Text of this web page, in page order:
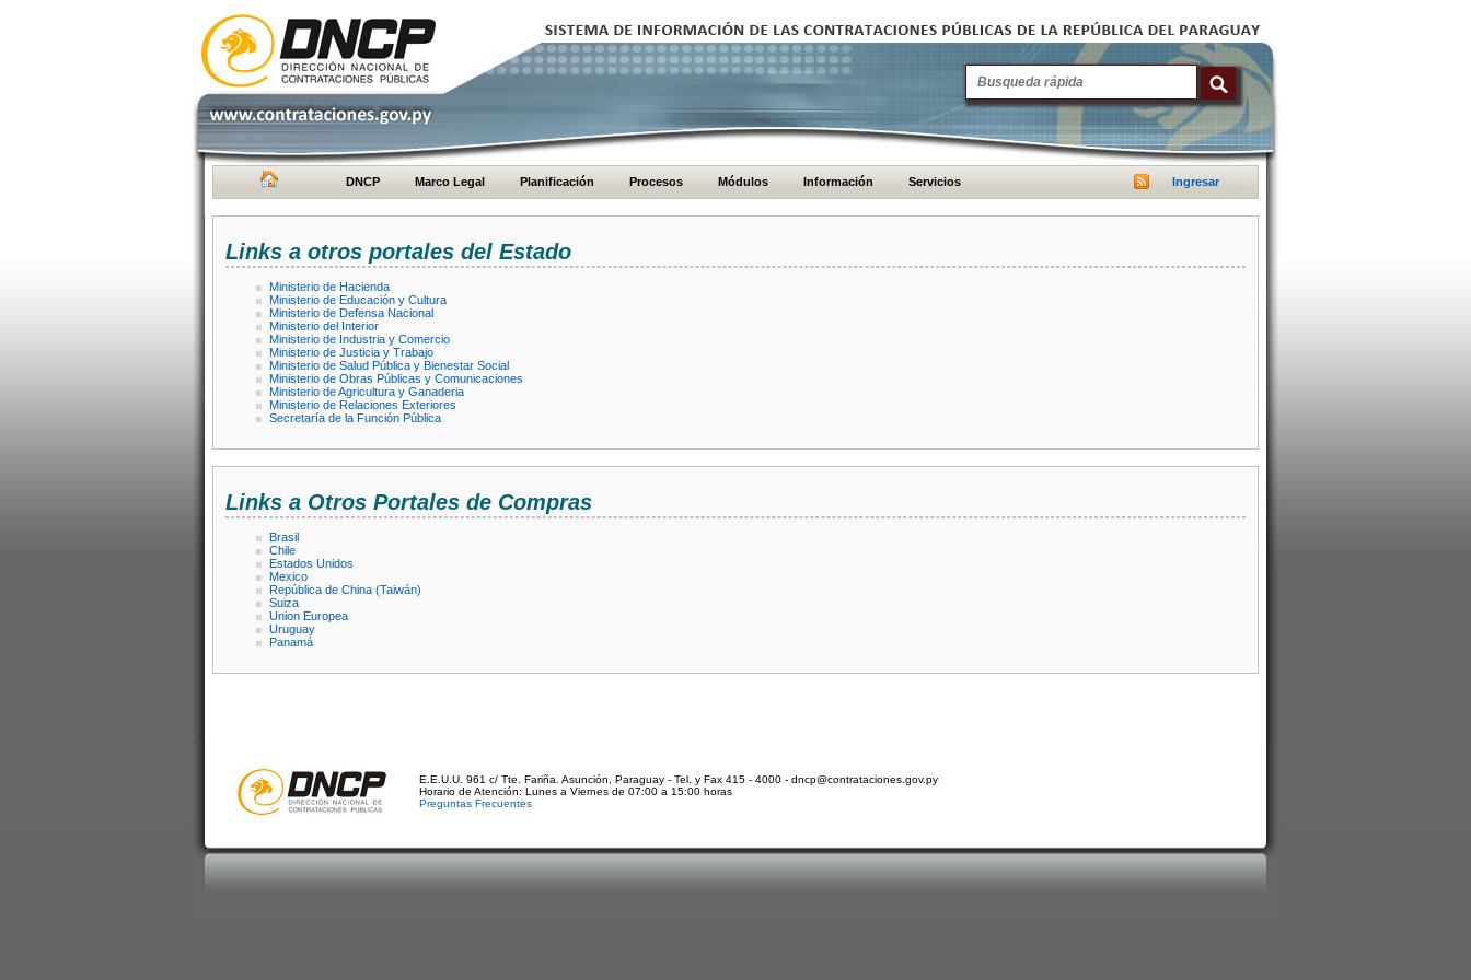
DNCP Marco Legal Planificación Procesos Módulos Información Servicios Ingresar
Links a otros portales del Estado
Ministerio de Hacienda
Ministerio de Educación y Cultura
Ministerio de Defensa Nacional
Ministerio del Interior
Ministerio de Industria y Comercio
Ministerio de Justicia y Trabajo
Ministerio de Salud Pública y Bienestar Social
Ministerio de Obras Públicas y Comunicaciones
Ministerio de Agricultura y Ganaderia
Ministerio de Relaciones Exteriores
Secretaría de la Función Pública
Links a Otros Portales de Compras
Brasil
Chile
Estados Unidos
Mexico
República de China (Taiwán)
Suiza
Union Europea
Uruguay
Panamá
E.E.U.U. 961 c/ Tte. Fariña. Asunción, Paraguay - Tel. y Fax 415 - 4000 - dncp@contrataciones.gov.py
Horario de Atención: Lunes a Viernes de 07:00 a 15:00 horas
Preguntas Frecuentes